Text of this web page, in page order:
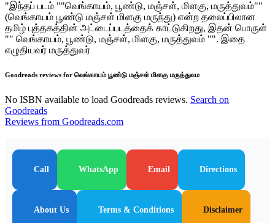
"இந்தப் படம் ""வெங்காயம், பூண்டு, மஞ்சள், மிளகு, மருத்துவம்""
(வெங்காயம் பூண்டு மஞ்சள் மிளகு மருந்து) என்ற தலைப்பிலான
தமிழ் புத்தகத்தின் அட்டைப்படத்தைக் காட்டுகிறது, இதன் பொருள்
"" வெங்காயம், பூண்டு, மஞ்சள், மிளகு, மருத்துவம் "". இதை
எழுதியவர் மருத்துவர்
Goodreads reviews for வெங்காயம் பூண்டு மஞ்சள் மிளகு மருத்துவம
No ISBN available to load Goodreads reviews. Search on
Goodreads
Reviews from Goodreads.com
Call WhatsApp Email Directions
About Us Terms & Conditions Disclaimer